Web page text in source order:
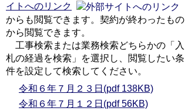
イトへのリンク
からも閲覧できます。契約が終わったもの
から閲覧できます。
工事検索または業務検索どちらかの「入
札の経過を検索」を選択し、閲覧したい条
件を設定して検索してください。
令和６年７月２３日(pdf 138KB)
令和６年７月１２日(pdf 56KB)